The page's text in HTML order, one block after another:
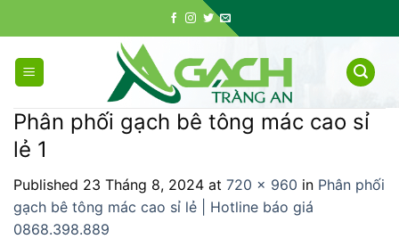
to
content
Phân phối gạch bê tông mác cao sỉ
lẻ 1
Published 23 Tháng 8, 2024 at 720 × 960 in Phân phối
gạch bê tông mác cao sỉ lẻ | Hotline báo giá
0868.398.889